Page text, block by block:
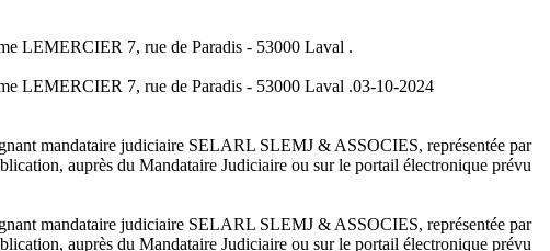
LEMERCIER 7, rue de Paradis - 53000 Laval .
LEMERCIER 7, rue de Paradis - 53000 Laval .03-10-2024
mandataire judiciaire SELARL SLEMJ & ASSOCIES, représentée par
auprès du Mandataire Judiciaire ou sur le portail électronique prévu
mandataire judiciaire SELARL SLEMJ & ASSOCIES, représentée par
auprès du Mandataire Judiciaire ou sur le portail électronique prévu